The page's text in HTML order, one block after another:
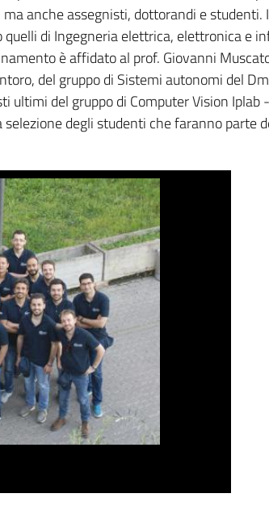
anche assegnisti, dottorandi e studenti. I
di Ingegneria elettrica, elettronica e
è affidato al prof. Giovanni
del gruppo di Sistemi autonomi del
ultimi del gruppo di Computer Vision Iplab
degli studenti che faranno parte